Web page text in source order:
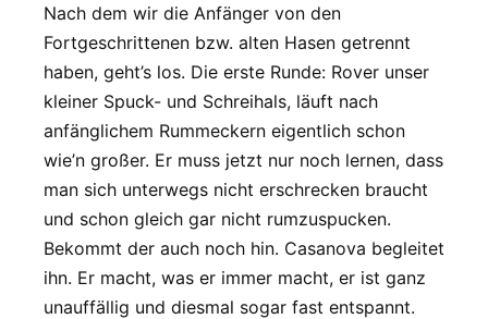
Nach dem wir die Anfänger von den
Fortgeschrittenen bzw. alten Hasen getrennt
haben, geht’s los. Die erste Runde: Rover unser
kleiner Spuck- und Schreihals, läuft nach
anfänglichem Rummeckern eigentlich schon
wie’n großer. Er muss jetzt nur noch lernen, dass
man sich unterwegs nicht erschrecken braucht
und schon gleich gar nicht rumzuspucken.
Bekommt der auch noch hin. Casanova begleitet
ihn. Er macht, was er immer macht, er ist ganz
unauffällig und diesmal sogar fast entspannt.